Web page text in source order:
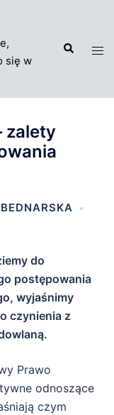
się w
Szukaj
zalety
do
postępowania
wyjaśnimy
czynienia z
Prawo
odnoszące
czym